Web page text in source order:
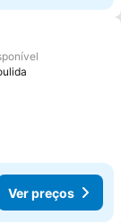
favoritos
Ver preços